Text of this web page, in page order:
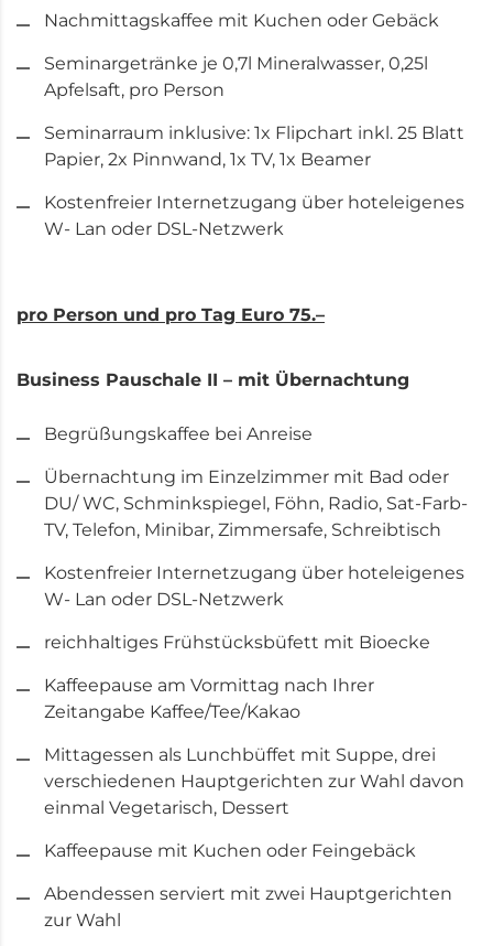
Nachmittagskaffee mit Kuchen oder Gebäck
Seminargetränke je 0,7l Mineralwasser, 0,25l
Apfelsaft, pro Person
Seminarraum inklusive: 1x Flipchart inkl. 25 Blatt
Papier, 2x Pinnwand, 1x TV, 1x Beamer
Kostenfreier Internetzugang über hoteleigenes
W- Lan oder DSL-Netzwerk
pro Person und pro Tag Euro 75.–
Business Pauschale II – mit Übernachtung
Begrüßungskaffee bei Anreise
Übernachtung im Einzelzimmer mit Bad oder
DU/ WC, Schminkspiegel, Föhn, Radio, Sat-Farb-
TV, Telefon, Minibar, Zimmersafe, Schreibtisch
Kostenfreier Internetzugang über hoteleigenes
W- Lan oder DSL-Netzwerk
reichhaltiges Frühstücksbüfett mit Bioecke
Kaffeepause am Vormittag nach Ihrer
Zeitangabe Kaffee/Tee/Kakao
Mittagessen als Lunchbüffet mit Suppe, drei
verschiedenen Hauptgerichten zur Wahl davon
einmal Vegetarisch, Dessert
Kaffeepause mit Kuchen oder Feingebäck
Abendessen serviert mit zwei Hauptgerichten
zur Wahl